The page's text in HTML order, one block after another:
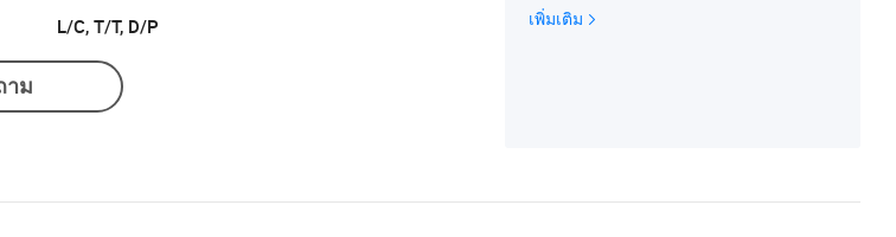
L/C, T/T, D/P
าม
หลือง, เครื่องทำสีทำเครื่องหมายถนน, สีทำเ
เพิ่มเติม